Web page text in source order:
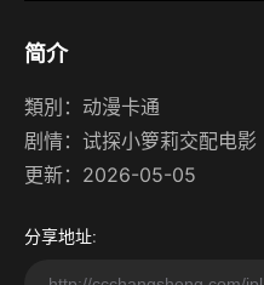
简介
類別： 动漫卡通
剧情： 试探小箩莉交配电影
更新：2026-05-05
分享地址: